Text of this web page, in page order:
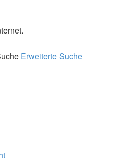
Erweiterte Suche